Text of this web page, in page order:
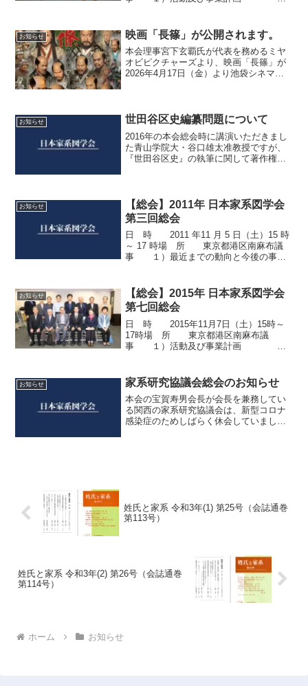
教 演題：資料と編纂と「佐々
木六角氏研究」...
お知らせ 映画「長篠」が公開されます。
本会理事宮下玄覇氏が代表を務めるミヤ
オビピクチャーズより、映画「長篠」が
2026年4月17日（金）より池袋シネマ・
は、是非映画...
お知らせ 世田谷区史編纂問題について
2016年の本会総会時に講演いただきまし
た青山学院大・谷口雄太准教授ですが、
『世田谷区史』の執筆に関して著作権の
に選ばれていました。...
お知らせ
【総会】2011年 日本家系図学会
第三回総会
日 時 2011 年11 月 5 日（土）15 時
～ 17 時場 所 東京都港区南麻布議
事 １）最近までの動向と今後の事業
（ひらの・あきお）氏 國學院
大...
お知らせ
【総会】2015年 日本家系図学会
第七回総会
日 時 2015年11月7日（土）15時～
17時場 所 東京都港区南麻布議
事 １）活動及び事業計画
師 演題：「戦国時代の足利将
軍家について」懇親会...
お知らせ 家系研究協議会総会のお知らせ
本会の宝賀寿男会長が会長を兼務してい
る関西の家系研究協議会は、新型コロナ
感染症のためしばらく休会していました
姓氏と家系 令和3年(1) 第25号（会誌通巻
第113号）
姓氏と家系 令和3年(2) 第26号（会誌通巻
第114号）
ホーム お知らせ